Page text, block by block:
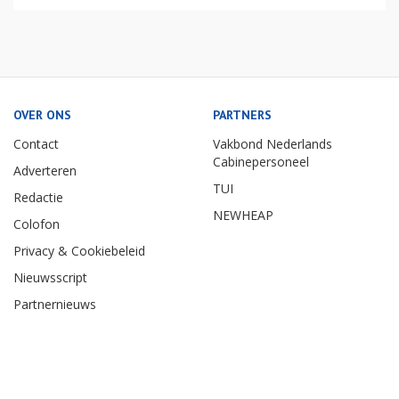
OVER ONS
Contact
Adverteren
Redactie
Colofon
Privacy & Cookiebeleid
Nieuwsscript
Partnernieuws
PARTNERS
Vakbond Nederlands
Cabinepersoneel
TUI
NEWHEAP